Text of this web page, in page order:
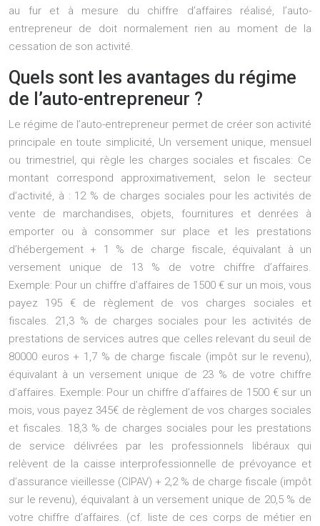
au fur et à mesure du chiffre d’affaires réalisé, l’auto-
entrepreneur de doit normalement rien au moment de la
cessation de son activité.
Quels sont les avantages du régime
de l’auto-entrepreneur ?
Le régime de l’auto-entrepreneur permet de créer son activité
principale en toute simplicité, Un versement unique, mensuel
ou trimestriel, qui règle les charges sociales et fiscales: Ce
montant correspond approximativement, selon le secteur
d’activité, à : 12 % de charges sociales pour les activités de
vente de marchandises, objets, fournitures et denrées à
emporter ou à consommer sur place et les prestations
d’hébergement + 1 % de charge fiscale, équivalant à un
versement unique de 13 % de votre chiffre d’affaires.
Exemple: Pour un chiffre d’affaires de 1500 € sur un mois, vous
payez 195 € de règlement de vos charges sociales et
fiscales. 21,3 % de charges sociales pour les activités de
prestations de services autres que celles relevant du seuil de
80000 euros + 1,7 % de charge fiscale (impôt sur le revenu),
équivalant à un versement unique de 23 % de votre chiffre
d’affaires. Exemple: Pour un chiffre d’affaires de 1500 € sur un
mois, vous payez 345€ de règlement de vos charges sociales
et fiscales. 18,3 % de charges sociales pour les prestations
de service délivrées par les professionnels libéraux qui
relèvent de la caisse interprofessionnelle de prévoyance et
d’assurance vieillesse (CIPAV) + 2,2 % de charge fiscale (impôt
sur le revenu), équivalant à un versement unique de 20,5 % de
votre chiffre d’affaires. (cf. liste de ces corps de métier en